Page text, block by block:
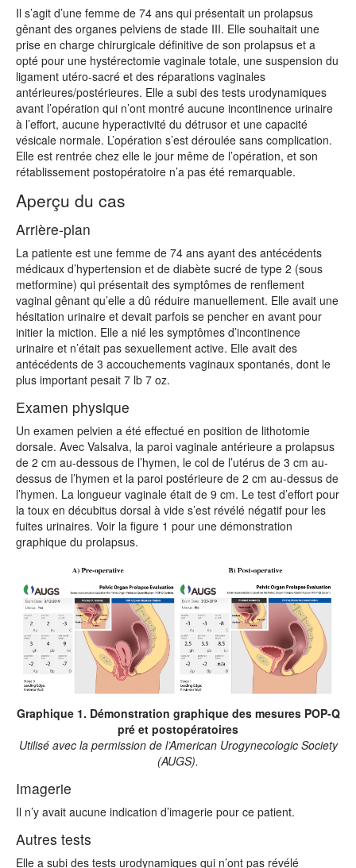
Il s’agit d’une femme de 74 ans qui présentait un prolapsus
gênant des organes pelviens de stade III. Elle souhaitait une
prise en charge chirurgicale définitive de son prolapsus et a
opté pour une hystérectomie vaginale totale, une suspension du
ligament utéro-sacré et des réparations vaginales
antérieures/postérieures. Elle a subi des tests urodynamiques
avant l’opération qui n’ont montré aucune incontinence urinaire
à l’effort, aucune hyperactivité du détrusor et une capacité
vésicale normale. L’opération s’est déroulée sans complication.
Elle est rentrée chez elle le jour même de l’opération, et son
rétablissement postopératoire n’a pas été remarquable.
Aperçu du cas
Arrière-plan
La patiente est une femme de 74 ans ayant des antécédents
médicaux d’hypertension et de diabète sucré de type 2 (sous
metformine) qui présentait des symptômes de renflement
vaginal gênant qu’elle a dû réduire manuellement. Elle avait une
hésitation urinaire et devait parfois se pencher en avant pour
initier la miction. Elle a nié les symptômes d’incontinence
urinaire et n’était pas sexuellement active. Elle avait des
antécédents de 3 accouchements vaginaux spontanés, dont le
plus important pesait 7 lb 7 oz.
Examen physique
Un examen pelvien a été effectué en position de lithotomie
dorsale. Avec Valsalva, la paroi vaginale antérieure a prolapsus
de 2 cm au-dessous de l’hymen, le col de l’utérus de 3 cm au-
dessus de l’hymen et la paroi postérieure de 2 cm au-dessus de
l’hymen. La longueur vaginale était de 9 cm. Le test d’effort pour
la toux en décubitus dorsal à vide s’est révélé négatif pour les
fuites urinaires. Voir la figure 1 pour une démonstration
graphique du prolapsus.
Graphique 1. Démonstration graphique des mesures POP-Q
pré et postopératoires
Utilisé avec la permission de l’American Urogynecologic Society
(AUGS).
Imagerie
Il n’y avait aucune indication d’imagerie pour ce patient.
Autres tests
Elle a subi des tests urodynamiques qui n’ont pas révélé